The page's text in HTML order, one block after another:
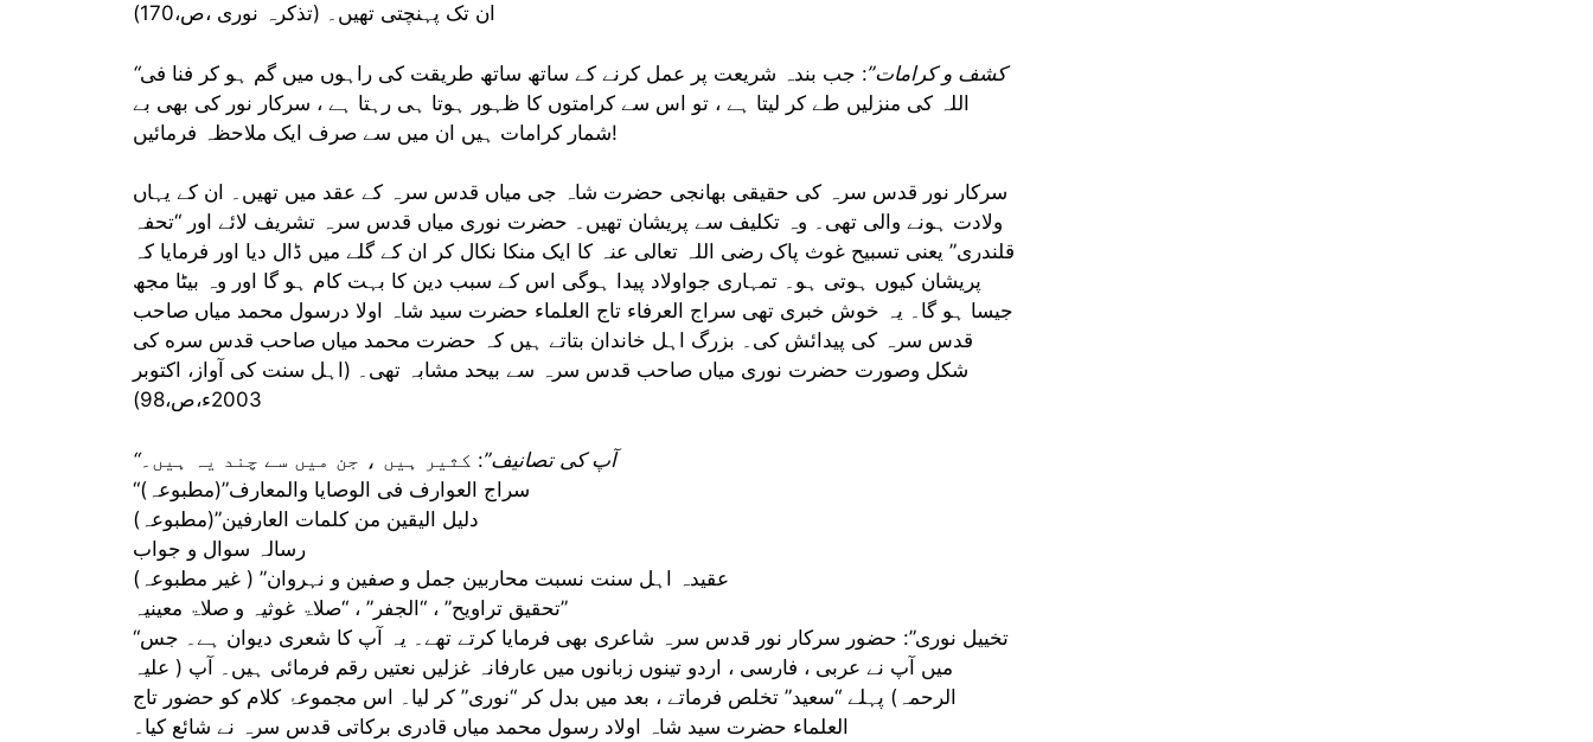
ان تک پہنچتی تھیں۔ (تذکرہ نوری ،ص،170)
“کشف و کرامات”: جب بندہ شریعت پر عمل کرنے کے ساتھ ساتھ طریقت کی راہوں میں گم ہو کر فنا فی
اللہ کی منزلیں طے کر لیتا ہے ، تو اس سے کرامتوں کا ظہور ہوتا ہی رہتا ہے ، سرکار نور کی بھی بے
شمار کرامات ہیں ان میں سے صرف ایک ملاحظہ فرمائیں!
سرکار نور قدس سرہ کی حقیقی بھانجی حضرت شاہ جی میاں قدس سرہ کے عقد میں تھیں۔ ان کے یہاں
ولادت ہونے والی تھی۔ وہ تکلیف سے پریشان تھیں۔ حضرت نوری میاں قدس سرہ تشریف لائے اور “تحفہ
قلندری” یعنی تسبیح غوث پاک رضی اللہ تعالی عنہ کا ایک منکا نکال کر ان کے گلے میں ڈال دیا اور فرمایا کہ
پریشان کیوں ہوتی ہو۔ تمہاری جواولاد پیدا ہوگی اس کے سبب دین کا بہت کام ہو گا اور وہ بیٹا مجھ
جیسا ہو گا۔ یہ خوش خبری تھی سراج العرفاء تاج العلماء حضرت سید شاہ اولا درسول محمد میاں صاحب
قدس سرہ کی پیدائش کی۔ بزرگ اہل خاندان بتاتے ہیں کہ حضرت محمد میاں صاحب قدس سره کی
شکل وصورت حضرت نوری میاں صاحب قدس سرہ سے بیحد مشابہ تھی۔ (اہل سنت کی آواز، اکتوبر
2003ء،ص،98)
“آپ کی تصانیف”: کثیر ہیں ، جن میں سے چند یہ ہیں۔
“سراج العوارف فی الوصایا والمعارف”(مطبوعہ)
دلیل الیقین من کلمات العارفین”(مطبوعہ)
رسالہ سوال و جواب
عقیدہ اہل سنت نسبت محاربین جمل و صفین و نہروان” ( غیر مطبوعہ)
تحقیق تراویح” ، “الجفر” ، “صلاۃ غوثیہ و صلاۃ معینیہ”
“تخییل نوری”: حضور سرکار نور قدس سرہ شاعری بھی فرمایا کرتے تھے۔ یہ آپ کا شعری دیوان ہے۔ جس
میں آپ نے عربی ، فارسی ، اردو تینوں زبانوں میں عارفانہ غزلیں نعتیں رقم فرمائی ہیں۔ آپ ( علیہ
الرحمہ) پہلے “سعید” تخلص فرماتے ، بعد میں بدل کر “نوری” کر لیا۔ اس مجموعۂ کلام کو حضور تاج
العلماء حضرت سید شاہ اولاد رسول محمد میاں قادری برکاتی قدس سرہ نے شائع کیا۔